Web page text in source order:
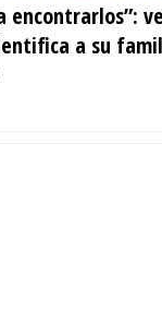
encontrarlos”:
a su